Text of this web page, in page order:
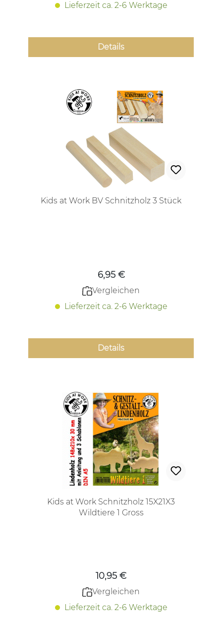
Lieferzeit ca. 2-6 Werktage
Details
Kids at Work BV Schnitzholz 3 Stück
6,95 €
Vergleichen
Lieferzeit ca. 2-6 Werktage
Details
Kids at Work Schnitzholz 15X21X3
Wildtiere 1 Gross
10,95 €
Vergleichen
Lieferzeit ca. 2-6 Werktage